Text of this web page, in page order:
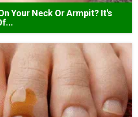
Your Neck Or Armpit? It's